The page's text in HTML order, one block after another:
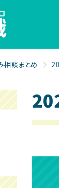
相談まとめ